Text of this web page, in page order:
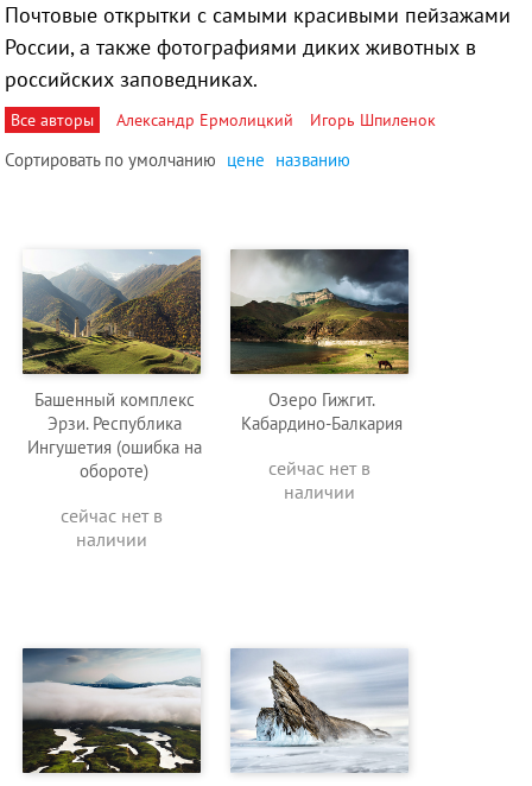
Почтовые открытки с самыми красивыми пейзажами
России, а также фотографиями диких животных в
российских заповедниках.
Все авторы Александр Ермолицкий Игорь Шпиленок
Сортировать поумолчанию цене названию
Башенный комплекс
Эрзи. Республика
Ингушетия (ошибка на
обороте)
сейчас нет в
наличии
Озеро Гижгит.
Кабардино-Балкария
сейчас нет в
наличии